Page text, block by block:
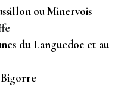
ou Minervois
du Languedoc et au